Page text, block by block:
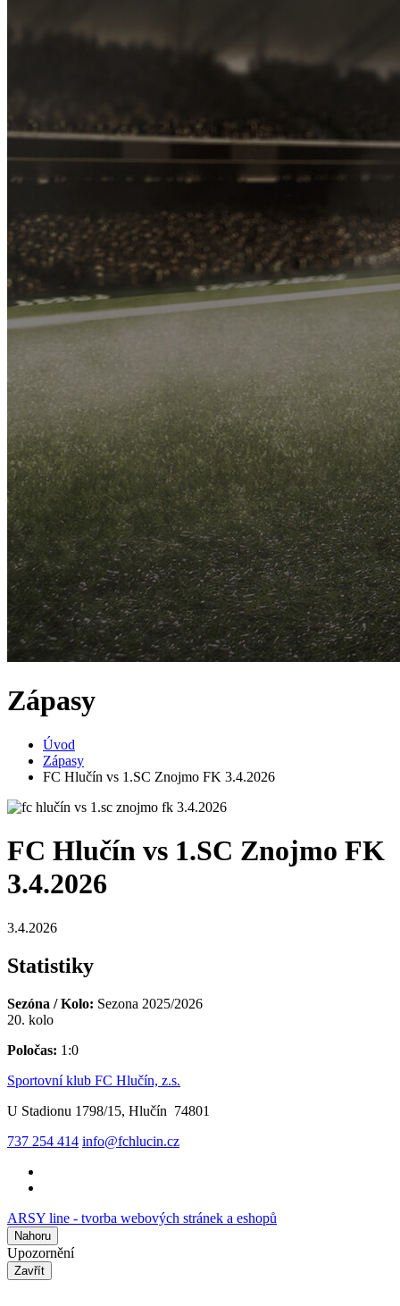
Zápasy
Úvod
Zápasy
FC Hlučín vs 1.SC Znojmo FK 3.4.2026
FC Hlučín vs 1.SC Znojmo FK
3.4.2026
3.4.2026
Statistiky
Sezóna / Kolo: Sezona 2025/2026
20. kolo
Poločas: 1:0
Sportovní klub FC Hlučín, z.s.
U Stadionu 1798/15, Hlučín 74801
737 254 414 info@fchlucin.cz
ARSY line - tvorba webových stránek a eshopů
Nahoru
Upozornění
Zavřít